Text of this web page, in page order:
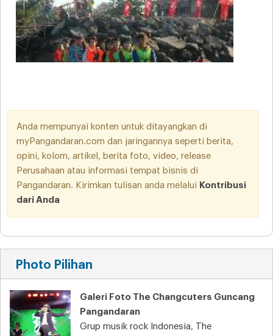
Anda mempunyai konten untuk ditayangkan di
myPangandaran.com dan jaringannya seperti berita,
opini, kolom, artikel, berita foto, video, release
Perusahaan atau informasi tempat bisnis di
Pangandaran. Kirimkan tulisan anda melalui Kontribusi
dari Anda
Photo Pilihan
Galeri Foto The Changcuters Guncang
Pangandaran
Grup musik rock Indonesia, The